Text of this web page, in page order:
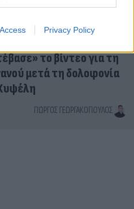
Privacy Policy
το βίντεο για τη
μετά τη δολοφονία
ΓΙΏΡΓΟΣ ΓΕΩΡΓΑΚΌΠΟΥΛΟΣ